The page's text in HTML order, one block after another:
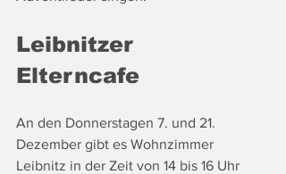
Leibnitzer
Elterncafe
An den Donnerstagen 7. und 21.
Dezember gibt es Wohnzimmer
Leibnitz in der Zeit von 14 bis 16 Uhr